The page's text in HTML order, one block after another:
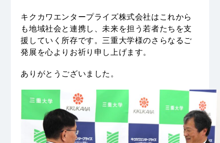
キクカワエンタープライズ株式会社はこれから
も地域社会と連携し、未来を担う若者たちを支
援していく所存です。三重大学様のさらなるご
発展を心よりお祈り申し上げます。
ありがとうございました。